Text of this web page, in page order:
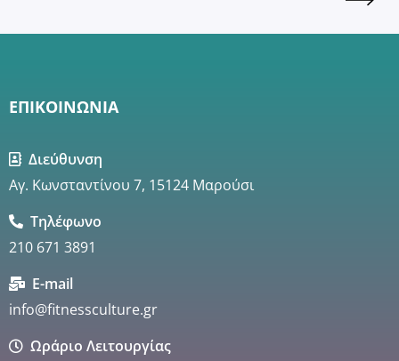
ΕΠΙΚΟΙΝΩΝΙΑ
Διεύθυνση
Αγ. Κωνσταντίνου 7, 15124 Μαρούσι
Τηλέφωνο
210 671 3891
E-mail
info@fitnessculture.gr
Ωράριο Λειτουργίας